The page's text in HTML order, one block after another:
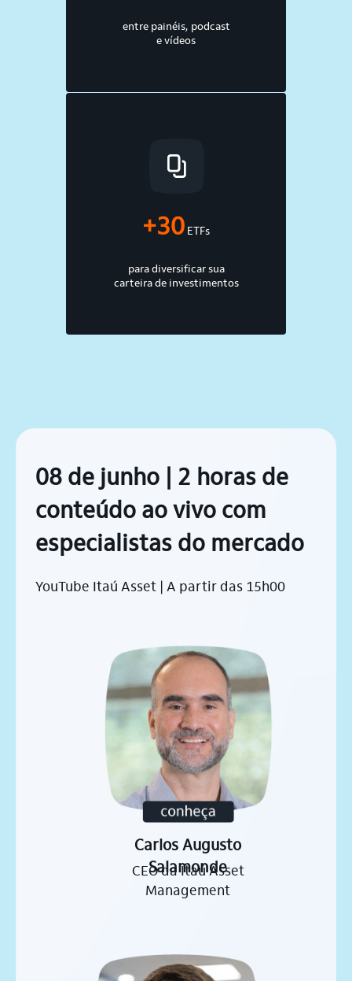
entre painéis, podcast
e vídeos
+30 ETFs
para diversificar sua
carteira de investimentos
08 de junho | 2 horas de
conteúdo ao vivo com
especialistas do mercado
YouTube Itaú Asset | A partir das 15h00
Carlos Augusto
Salamonde
CEO da Itaú Asset
Management